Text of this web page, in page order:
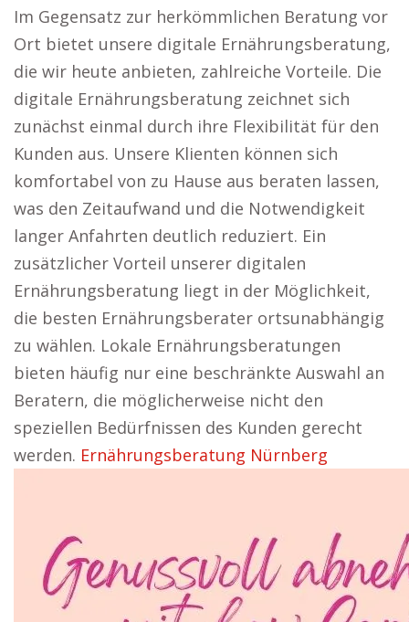
Im Gegensatz zur herkömmlichen Beratung vor
Ort bietet unsere digitale Ernährungsberatung,
die wir heute anbieten, zahlreiche Vorteile. Die
digitale Ernährungsberatung zeichnet sich
zunächst einmal durch ihre Flexibilität für den
Kunden aus. Unsere Klienten können sich
komfortabel von zu Hause aus beraten lassen,
was den Zeitaufwand und die Notwendigkeit
langer Anfahrten deutlich reduziert. Ein
zusätzlicher Vorteil unserer digitalen
Ernährungsberatung liegt in der Möglichkeit,
die besten Ernährungsberater ortsunabhängig
zu wählen. Lokale Ernährungsberatungen
bieten häufig nur eine beschränkte Auswahl an
Beratern, die möglicherweise nicht den
speziellen Bedürfnissen des Kunden gerecht
werden. Ernährungsberatung Nürnberg